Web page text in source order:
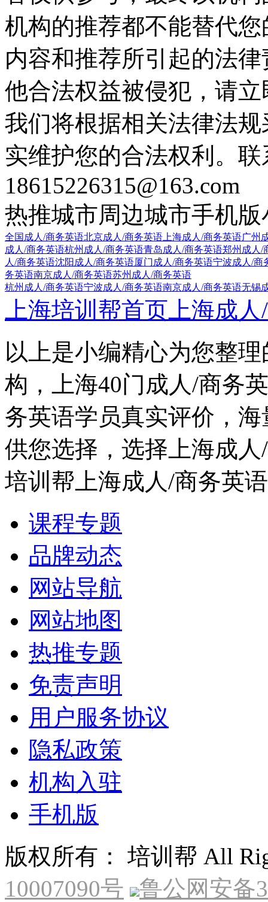
机构的推荐都不能替代
内容和推荐所引起的法
他合法权益被侵犯，请
我们将根据相关法律法
实维护您的合法权利。
18615226315@163.com
热推城市周边城市手机版
全国成人/商务英语北京成人/商务英语 上海成人/商务英语广州
成人/商务英语杭州成人/商务英语青岛成人/商务英语郑州成人/
人/商务英语沈阳成人/商务英语厦门成人/商务英语宁波成人/商
务英语南京成人/商务英语苏州成人/商务英语
杭州成人/商务英语宁波成人/商务英语南京成人/商务英语无锡
上海培训帮首页 上海成
以上是小编精心为您整
构，上海40门成人/商务
务英语学员真实评价，
供您选择，选择上海成
培训帮上海成人/商务英
课程专题
品牌动态
网站导航
网站地图
热推专题
免责声明
用户服务协议
隐私政策
机构入驻
手机版
版权所有： 培训帮 All
10007090号
鲁公网安备